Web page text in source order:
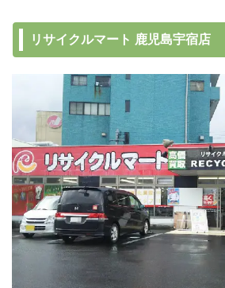
リサイクルマート 鹿児島宇宿店